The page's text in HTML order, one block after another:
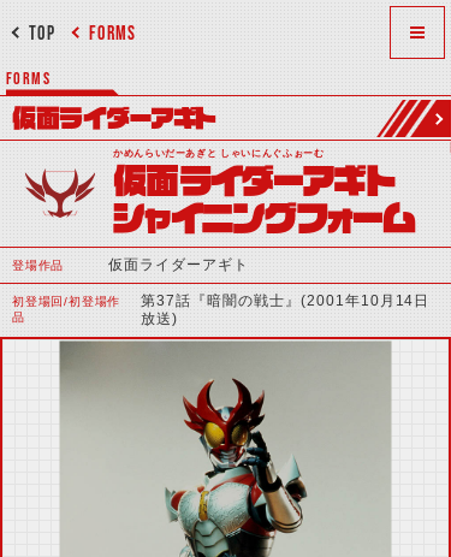
FORMS
TOP
FORMS
仮面ライダーアギト
かめんらいだーあぎと しゃいにんぐふぉーむ
仮面ライダーアギト
シャイニングフォーム
登場作品 仮面ライダーアギト
初登場回/初登場作
品
第37話『暗闇の戦士』(2001年10月14日
放送)